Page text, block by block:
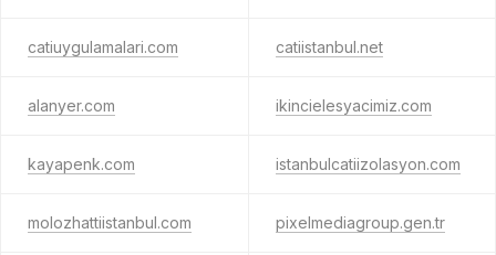
catiuygulamalari.com catiistanbul.net
alanyer.com ikincielesyacimiz.com
kayapenk.com istanbulcatiizolasyon.com
molozhattiistanbul.com pixelmediagroup.gen.tr